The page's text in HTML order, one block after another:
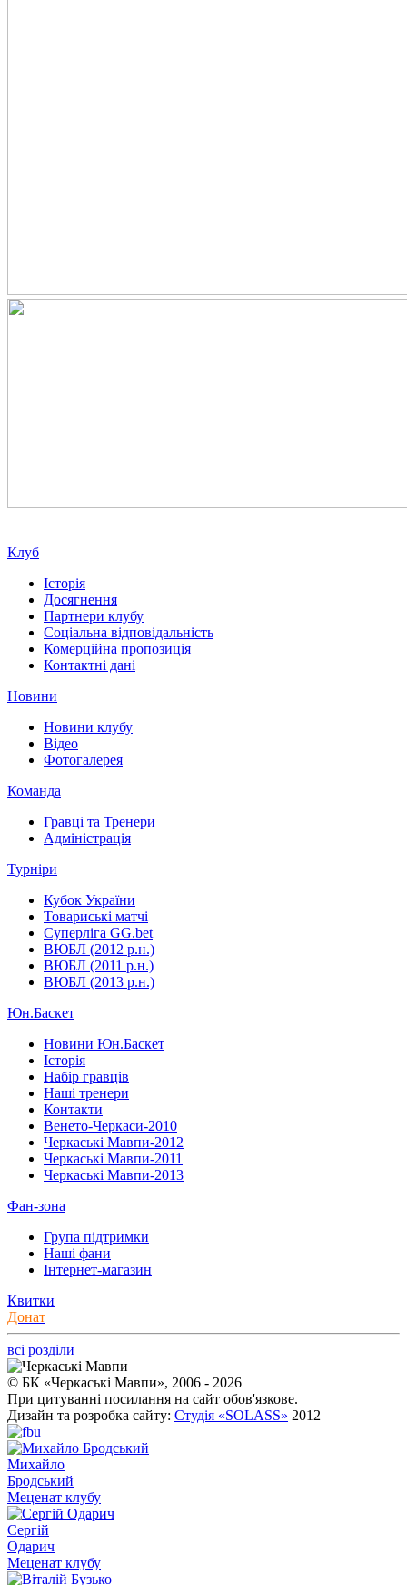
Клуб
Історія
Досягнення
Партнери клубу
Соціальна відповідальність
Комерційна пропозиція
Контактні дані
Новини
Новини клубу
Відео
Фотогалерея
Команда
Гравці та Тренери
Адміністрація
Турніри
Кубок України
Товариські матчі
Суперліга GG.bet
ВЮБЛ (2012 р.н.)
ВЮБЛ (2011 р.н.)
ВЮБЛ (2013 р.н.)
Юн.Баскет
Новини Юн.Баскет
Історія
Набір гравців
Наші тренери
Контакти
Венето-Черкаси-2010
Черкаські Мавпи-2012
Черкаські Мавпи-2011
Черкаські Мавпи-2013
Фан-зона
Група підтримки
Наші фани
Інтернет-магазин
Квитки
Донат
всі розділи
© БК «Черкаські Мавпи», 2006 - 2026
При цитуванні посилання на сайт обов'язкове.
Дизайн та розробка сайту: Студія «SOLASS» 2012
Михайло
Бродський
Меценат клубу
Сергій
Одарич
Меценат клубу